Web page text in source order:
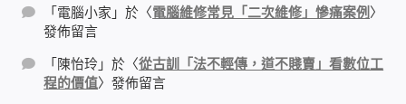
居易科技DrayTek/裕笠科技Ublink
印表列印伺服器
「電腦小家 」於〈電腦維修常見「二次維修」慘痛案例〉
發佈留言
「陳怡玲 」於〈從古訓「法不輕傳，道不賤賣」看數位工
程的價值〉發佈留言